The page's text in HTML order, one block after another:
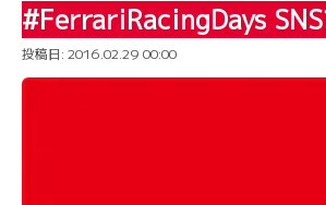
#FerrariRacingDays
投稿日: 2016.02.29 00:00